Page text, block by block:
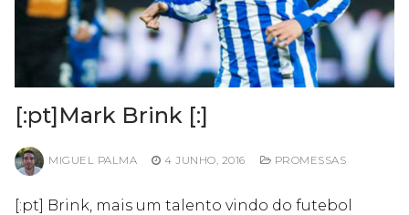
[:pt]Mark Brink [:]
MIGUEL PALMA 4 JUNHO, 2016 PROMESSAS
[:pt] Brink, mais um talento vindo do futebol